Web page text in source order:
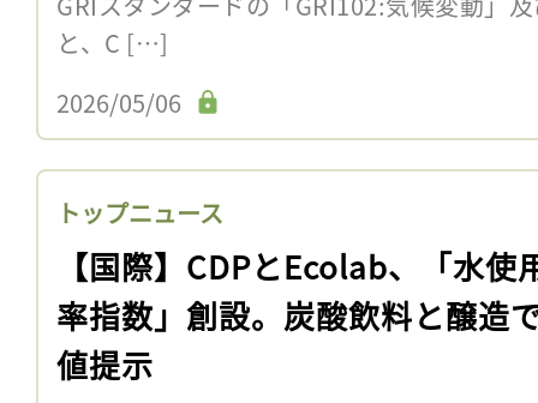
と、C […]
2026/05/06
トップニュース
【国際】CDPとEcolab、「水使
率指数」創設。炭酸飲料と醸造
値提示